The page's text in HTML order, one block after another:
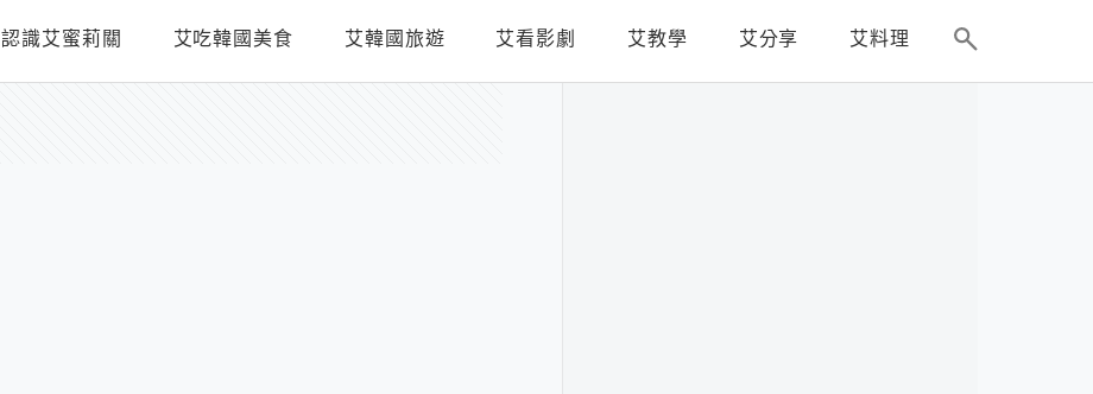
認識艾蜜莉關 艾吃韓國美食 艾韓國旅遊 艾看影劇 艾教學 艾分享 艾料理